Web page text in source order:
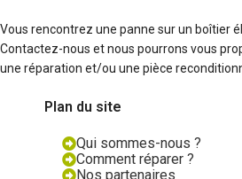
Vous rencontrez une panne sur un boîtier
Contactez-nous et nous pourrons vous
une réparation et/ou une pièce
Plan du site
Qui sommes-nous ?
Comment réparer ?
Nos partenaires